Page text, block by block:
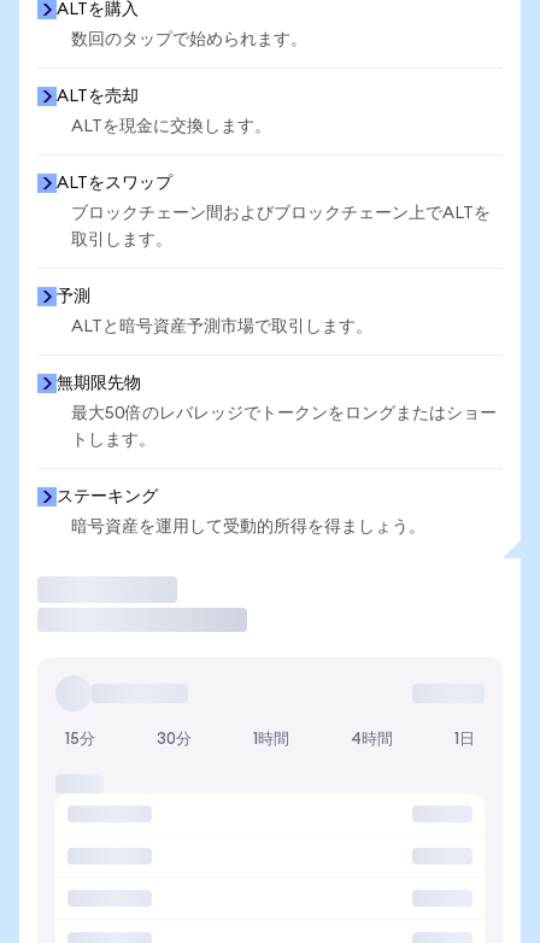
ALTを購入
数回のタップで始められます。
ALTを売却
ALTを現金に交換します。
ALTをスワップ
ブロックチェーン間およびブロックチェーン上でALTを
取引します。
予測
ALTと暗号資産予測市場で取引します。
無期限先物
最大50倍のレバレッジでトークンをロングまたはショー
トします。
ステーキング
暗号資産を運用して受動的所得を得ましょう。
15分 30分 1時間 4時間 1日